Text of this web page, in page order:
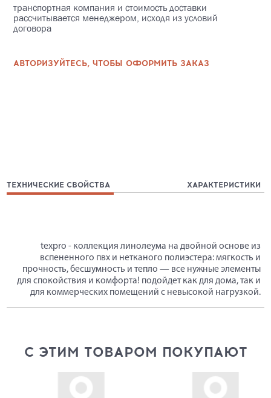
транспортная компания и стоимость доставки
рассчитывается менеджером, исходя из условий
договора
АВТОРИЗУЙТЕСЬ, ЧТОБЫ ОФОРМИТЬ ЗАКАЗ
ТЕХНИЧЕСКИЕ СВОЙСТВА ХАРАКТЕРИСТИКИ
texpro - коллекция линолеума на двойной основе из
вспененного пвх и нетканого полиэстера: мягкость и
прочность, бесшумность и тепло — все нужные элементы
для спокойствия и комфорта! подойдет как для дома, так и
для коммерческих помещений с невысокой нагрузкой.
С ЭТИМ ТОВАРОМ ПОКУПАЮТ